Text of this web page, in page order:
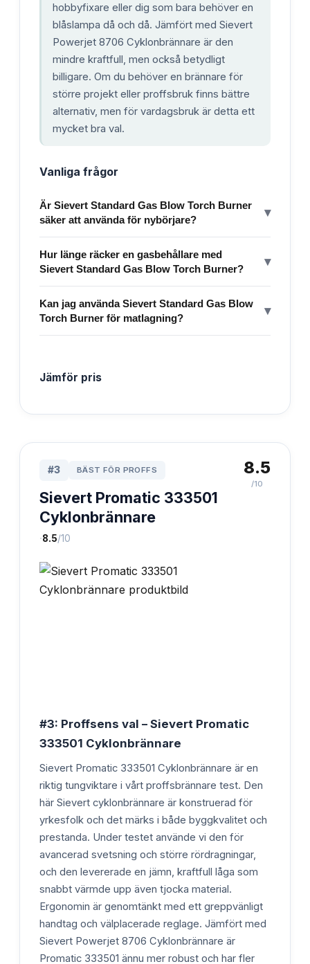
hobbyfixare eller dig som bara behöver en
blåslampa då och då. Jämfört med Sievert
Powerjet 8706 Cyklonbrännare är den
mindre kraftfull, men också betydligt
billigare. Om du behöver en brännare för
större projekt eller proffsbruk finns bättre
alternativ, men för vardagsbruk är detta ett
mycket bra val.
Vanliga frågor
Är Sievert Standard Gas Blow Torch Burner
säker att använda för nybörjare?
▾
Hur länge räcker en gasbehållare med
Sievert Standard Gas Blow Torch Burner?
▾
Kan jag använda Sievert Standard Gas Blow
Torch Burner för matlagning?
▾
Jämför pris
#3 BÄST FÖR PROFFS
Sievert Promatic 333501
Cyklonbrännare
·8.5/10
8.5
/10
#3: Proffsens val – Sievert Promatic
333501 Cyklonbrännare
Sievert Promatic 333501 Cyklonbrännare är en
riktig tungviktare i vårt proffsbrännare test. Den
här Sievert cyklonbrännare är konstruerad för
yrkesfolk och det märks i både byggkvalitet och
prestanda. Under testet använde vi den för
avancerad svetsning och större rördragningar,
och den levererade en jämn, kraftfull låga som
snabbt värmde upp även tjocka material.
Ergonomin är genomtänkt med ett greppvänligt
handtag och välplacerade reglage. Jämfört med
Sievert Powerjet 8706 Cyklonbrännare är
Promatic 333501 ännu mer robust och har fler